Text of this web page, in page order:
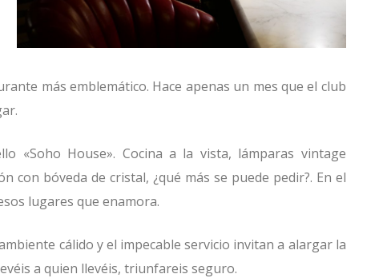
más emblemático. Hace apenas un mes que el club
«Soho House». Cocina a la vista, lámparas vintage
bóveda de cristal, ¿qué más se puede pedir?. En el
lugares que enamora.
cálido y el impecable servicio invitan a alargar la
a quien llevéis, triunfareis seguro.